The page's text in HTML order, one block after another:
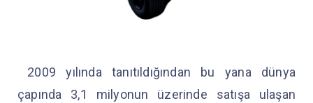
2009 yılında tanıtıldığından bu yana dünya
çapında 3,1 milyonun üzerinde satışa ulaşan